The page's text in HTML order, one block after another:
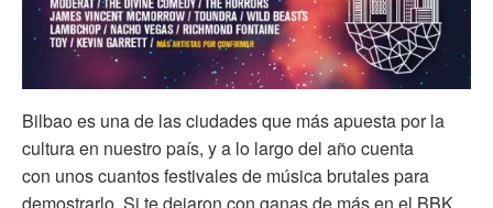
Bilbao es una de las ciudades que más apuesta por la
cultura en nuestro país, y a lo largo del año cuenta
con unos cuantos festivales de música brutales para
demostrarlo. Si te dejaron con ganas de más en el BBK,